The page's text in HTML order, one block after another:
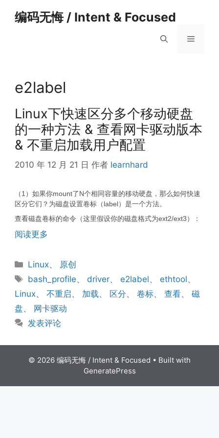
编码无悔 / Intent & Focused
菜
e2label
Linux下快速区分多个移动硬盘
的一种方法 & 查看网卡驱动版本
& 不重启加载用户配置
2010 年 12 月 21 日 作者 learnhard
（1）如果你mount了N个相同容量的移动硬盘，那么如何快速
区分它们？为磁盘设置卷标（label）是一个方法。
查看磁盘卷标的命令（这里假设你的磁盘格式为ext2/ext3）：
阅读更多
分
类
Linux、 原创
标
bash_profile、 driver、 e2label、 ethtool、
Linux、 不重启、 加载、 区分、 卷标、 查看、 磁
盘、 网卡驱动
发表评论
© 2026 编码无悔 / Intent & Focused • Built with
GeneratePress